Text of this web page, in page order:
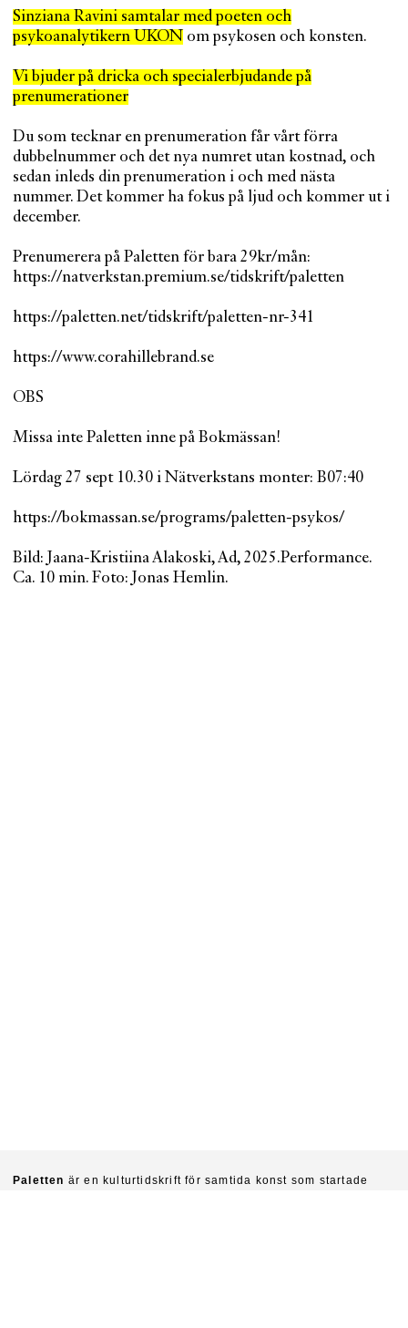
Sinziana Ravini samtalar med poeten och
psykoanalytikern UKON om psykosen och konsten.
Vi bjuder på dricka och specialerbjudande på
prenumerationer
Du som tecknar en prenumeration får vårt förra
dubbelnummer och det nya numret utan kostnad, och
sedan inleds din prenumeration i och med nästa
nummer. Det kommer ha fokus på ljud och kommer ut i
december.
Prenumerera på Paletten för bara 29kr/mån:
https://natverkstan.premium.se/tidskrift/paletten
https://paletten.net/tidskrift/paletten-nr-341
https://www.corahillebrand.se
OBS
Missa inte Paletten inne på Bokmässan!
Lördag 27 sept 10.30 i Nätverkstans monter: B07:40
https://bokmassan.se/programs/paletten-psykos/
Bild: Jaana-Kristiina Alakoski, Ad, 2025.Performance.
Ca. 10 min. Foto: Jonas Hemlin.
Paletten är en kulturtidskrift för samtida konst som startade